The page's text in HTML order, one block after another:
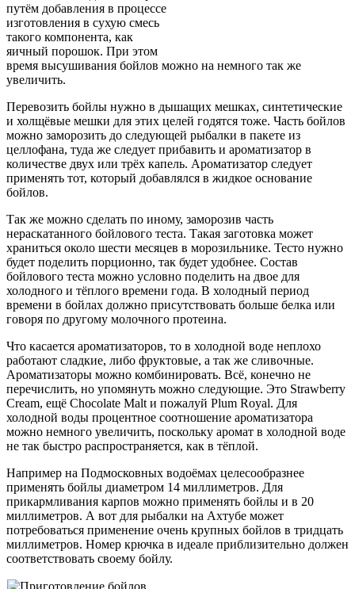
путём добавления в процессе
изготовления в сухую смесь
такого компонента, как
яичный порошок. При этом
время высушивания бойлов можно на немного так же
увеличить.
Перевозить бойлы нужно в дышащих мешках, синтетические
и холщёвые мешки для этих целей годятся тоже. Часть бойлов
можно заморозить до следующей рыбалки в пакете из
целлофана, туда же следует прибавить и ароматизатор в
количестве двух или трёх капель. Ароматизатор следует
применять тот, который добавлялся в жидкое основание
бойлов.
Так же можно сделать по иному, заморозив часть
нераскатанного бойлового теста. Такая заготовка может
храниться около шести месяцев в морозильнике. Тесто нужно
будет поделить порционно, так будет удобнее. Состав
бойлового теста можно условно поделить на двое для
холодного и тёплого времени года. В холодный период
времени в бойлах должно присутствовать больше белка или
говоря по другому молочного протеина.
Что касается ароматизаторов, то в холодной воде неплохо
работают сладкие, либо фруктовые, а так же сливочные.
Ароматизаторы можно комбинировать. Всё, конечно не
перечислить, но упомянуть можно следующие. Это Strawberry
Cream, ещё Chocolate Malt и пожалуй Plum Royal. Для
холодной воды процентное соотношение ароматизатора
можно немного увеличить, поскольку аромат в холодной воде
не так быстро распространяется, как в тёплой.
Например на Подмосковных водоёмах целесообразнее
применять бойлы диаметром 14 миллиметров. Для
прикармливания карпов можно применять бойлы и в 20
миллиметров. А вот для рыбалки на Ахтубе может
потребоваться применение очень крупных бойлов в тридцать
миллиметров. Номер крючка в идеале приблизительно должен
соответствовать своему бойлу.